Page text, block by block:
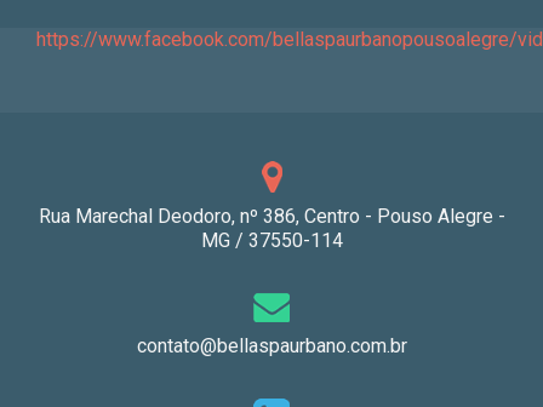
https://www.facebook.com/bellaspaurbanopousoalegre/
Rua Marechal Deodoro, nº 386, Centro - Pouso Alegre -
MG / 37550-114
contato@bellaspaurbano.com.br